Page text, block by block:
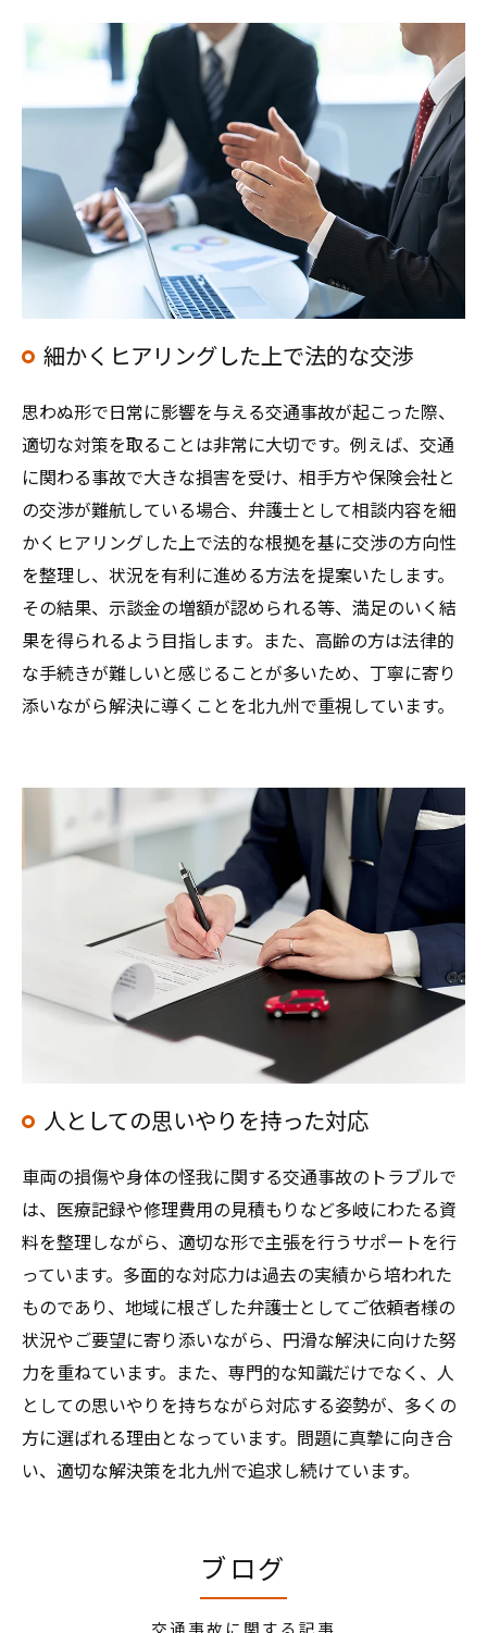
細かくヒアリングした上で法的な交渉
思わぬ形で日常に影響を与える交通事故が起こった際、
適切な対策を取ることは非常に大切です。例えば、交通
に関わる事故で大きな損害を受け、相手方や保険会社と
の交渉が難航している場合、弁護士として相談内容を細
かくヒアリングした上で法的な根拠を基に交渉の方向性
を整理し、状況を有利に進める方法を提案いたします。
その結果、示談金の増額が認められる等、満足のいく結
果を得られるよう目指します。また、高齢の方は法律的
な手続きが難しいと感じることが多いため、丁寧に寄り
添いながら解決に導くことを北九州で重視しています。
人としての思いやりを持った対応
車両の損傷や身体の怪我に関する交通事故のトラブルで
は、医療記録や修理費用の見積もりなど多岐にわたる資
料を整理しながら、適切な形で主張を行うサポートを行
っています。多面的な対応力は過去の実績から培われた
ものであり、地域に根ざした弁護士としてご依頼者様の
状況やご要望に寄り添いながら、円滑な解決に向けた努
力を重ねています。また、専門的な知識だけでなく、人
としての思いやりを持ちながら対応する姿勢が、多くの
方に選ばれる理由となっています。問題に真摯に向き合
い、適切な解決策を北九州で追求し続けています。
ブログ